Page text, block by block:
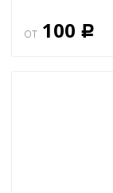
от 100 Р